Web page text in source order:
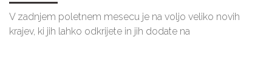
V zadnjem poletnem mesecu je na voljo veliko novih
krajev, ki jih lahko odkrijete in jih dodate na